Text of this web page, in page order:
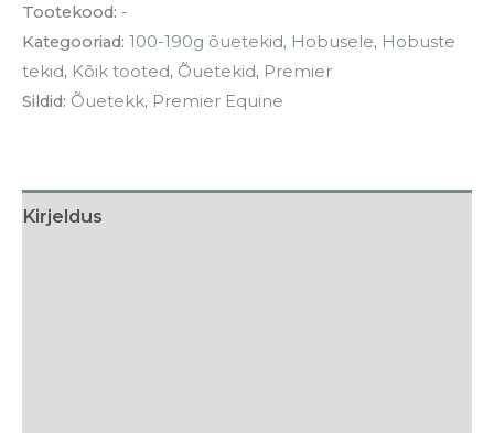
Tootekood: -
Kategooriad: 100-190g õuetekid, Hobusele, Hobuste
tekid, Kõik tooted, Õuetekid, Premier
Sildid: Õuetekk, Premier Equine
Kirjeldus